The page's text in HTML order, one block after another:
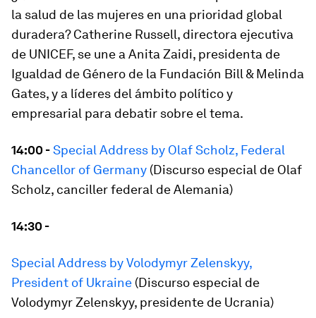
la salud de las mujeres en una prioridad global
duradera? Catherine Russell, directora ejecutiva
de UNICEF, se une a Anita Zaidi, presidenta de
Igualdad de Género de la Fundación Bill & Melinda
Gates, y a líderes del ámbito político y
empresarial para debatir sobre el tema.
14:00 -Special Address by Olaf Scholz, Federal
Chancellor of Germany (Discurso especial de Olaf
Scholz, canciller federal de Alemania)
14:30 -
Special Address by Volodymyr Zelenskyy,
President of Ukraine (Discurso especial de
Volodymyr Zelenskyy, presidente de Ucrania)